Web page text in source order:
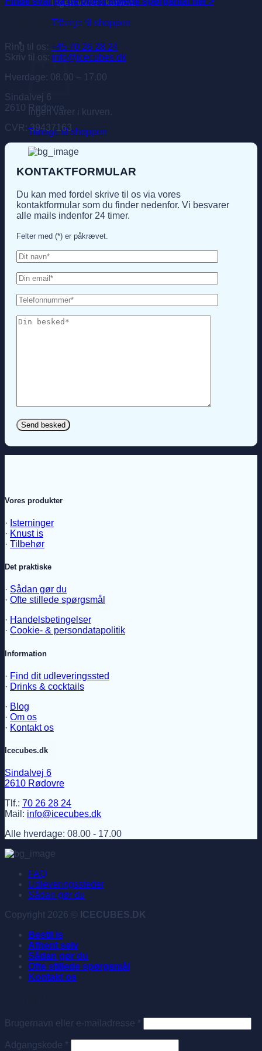
Ingen varer i kurven.
Tilbage til shoppen
Kurv
Ingen varer i kurven.
Tilbage til shoppen
Kontaktinformation
Ring til os: +45 70 26 28 24
Skriv til os: info@icecubes.dk
Hverdage: 08.00 – 17.00
Sindalvej 6
2610 Rødovre
CVR: 39437163
KONTAKTFORMULAR
Du kan med fordel skrive til os via vores
kontaktformular som du finder nedenfor. Vi besvarer
alle mails indenfor 24 timer.
Felter med (*) er påkrævet.
Vores produkter
· Isterninger
· Knust is
· Tilbehør
Det praktiske
· Sådan gør du
· Ofte stillede spørgsmål
· Handelsbetingelser
· Cookie- & persondatapolitik
Information
· Find dit udleveringssted
· Drinks & cocktails
· Blog
· Om os
· Kontakt os
Icecubes.dk
Sindalvej 6
2610 Rødovre
Tlf.: 70 26 28 24
Mail: info@icecubes.dk
Alle hverdage: 08.00 - 17.00
FAQ
Udleveringssteder
Sådan gør du
Copyright 2026 © ICECUBES.DK
Bestil is
Afhent selv
Sådan gør du
Ofte stillede spørgsmål
Kontakt os
Brugernavn eller e-mailadresse *
Adgangskode *